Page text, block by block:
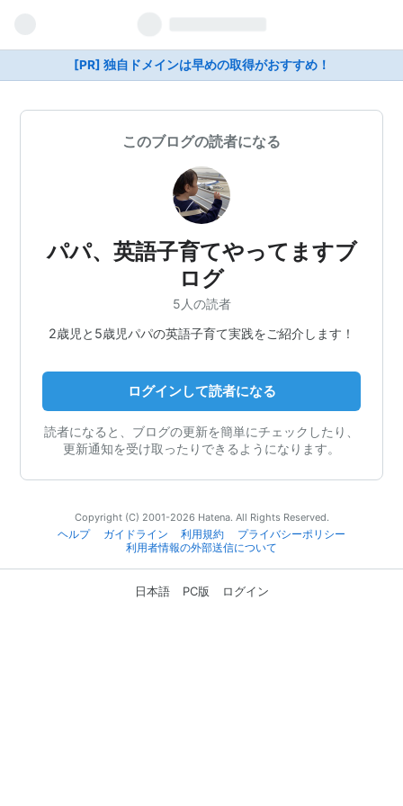
[PR] 独自ドメインは早めの取得がおすすめ！
このブログの読者になる
パパ、英語子育てやってますブ
ログ
5人の読者
2歳児と5歳児パパの英語子育て実践をご紹介します！
ログインして読者になる
読者になると、ブログの更新を簡単にチェックしたり、
更新通知を受け取ったりできるようになります。
Copyright (C) 2001-2026 Hatena. All Rights Reserved.
ヘルプ
ガイドライン 利用規約
プライバシーポリシー
利用者情報の外部送信について
日本語 PC版 ログイン